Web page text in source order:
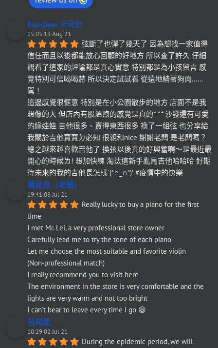
RainDeer 국국안
15:05 13 Aug 21
弦斷了也彈了幾天了 因為想找一家值得
信任而且以後都能放心回顧的好地方 所以查了許久 仔細
觀看了這家的評論都是真心實意 特別都是為小孩留言 感
覺特別可信喝喝赫 所以決定試試看 從遠地騎著狗肉……
駕！
這邊感覺很愜意 特別是在小公園散步的地方 店面不是我
想像的大 但店內有股溫煦的感覺是真的^^* 沙發還有可愛
的綠娃娃 吉他很多、賣得東西很多 換了一組弦 也分享給
我關於吉他寶寶ㄉ必知 很親和nice 謝謝老闆 是老闆嗎？
總之越來越喜歡吉他了 換弦以後真的好興奮啊～是最近最
開心的時候ㄌ! 想加快練 淘汰這新手亂馬吉他哈哈哈 好期
待未來的我的吉他長怎樣`(*∩_∩*)′ #疫情中的快樂
黃民岳（老頭）
19:41 08 Jul 21
Really lucky to buy a piano for the first
time
I met Mr. Lei, a very professional store owner
Carefully lead me to try the tone of each piano
Let me choose the most suitable and favorite violin
(Non-professional match)
I really recommend you to visit here
The environment in the store is very comfortable and the
lights are very warm and not too bright
I can't bear to leave every time I go 😆
呂宛柔
10:29 02 Jul 21
During the epidemic period, we will